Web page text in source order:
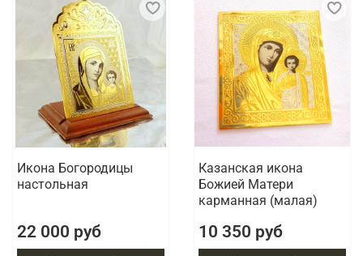
Икона Богородицы
настольная
22 000 руб
Казанская икона
Божией Матери
карманная (малая)
10 350 руб